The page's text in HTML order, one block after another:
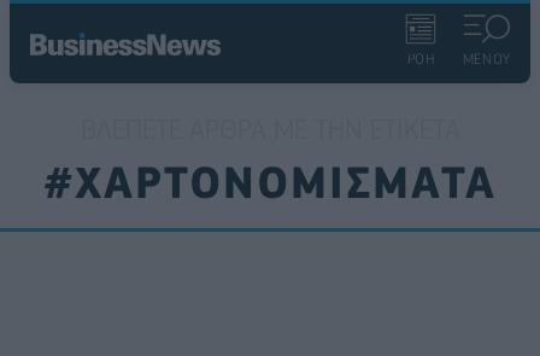
ΡΟΗ ΜΕΝΟΥ
#ΧΑΡΤΟΝΟΜΙΣΜΑΤΑ